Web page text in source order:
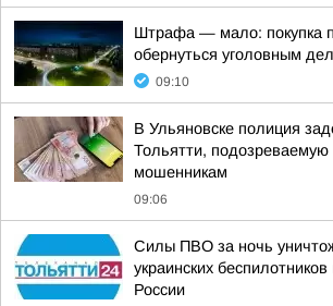
Штрафа — мало: покупка
обернуться уголовным
09:10
В Ульяновске полиция
Тольятти, подозреваемую
мошенникам
09:06
Силы ПВО за ночь
украинских
России